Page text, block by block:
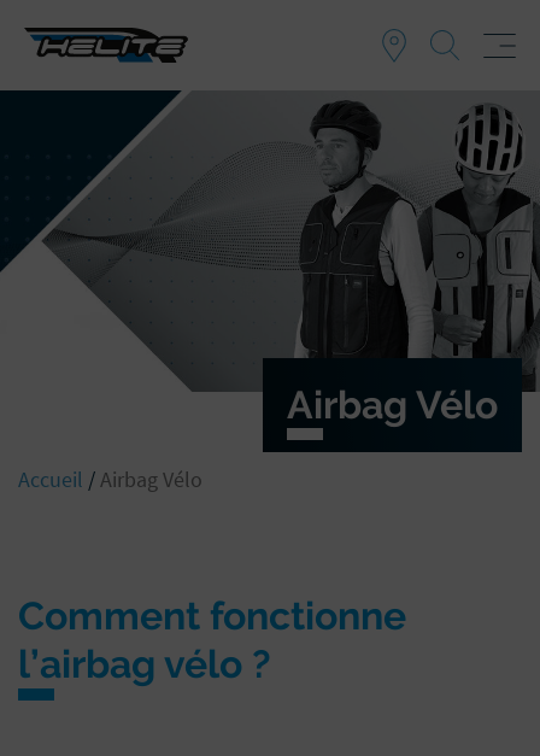
Airbag Vélo
Accueil /Airbag Vélo
Comment fonctionne
l’airbag vélo ?